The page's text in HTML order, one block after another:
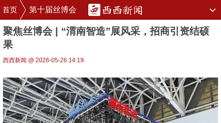
首页 第十届丝博会
聚焦丝博会 | “渭南智造”展风采，招商引资结硕
果
西西新闻 @ 2026-05-26 14:19